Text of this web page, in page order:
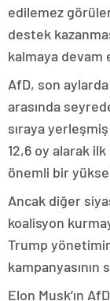
edilemez
destek
kalmaya devam
AfD, son
arasında
sıraya
12,6 oy alarak
önemli bir
Ancak diğer
koalisyon
Trump
kampanyasının
Elon Musk’ın